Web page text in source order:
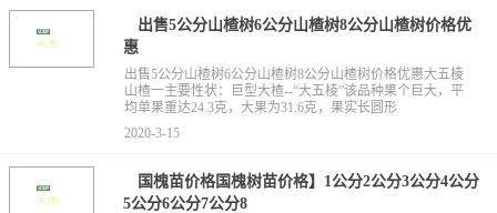
出售5公分山楂树6公分山楂树8公分山楂树价格优
惠
出售5公分山楂树6公分山楂树8公分山楂树价格优惠大五棱
山楂一主要性状：巨型大楂--“大五棱”该品种果个巨大，平
均单果重达24.3克，大果为31.6克，果实长圆形
2020-3-15
国槐苗价格国槐树苗价格】1公分2公分3公分4公分
5公分6公分7公分8